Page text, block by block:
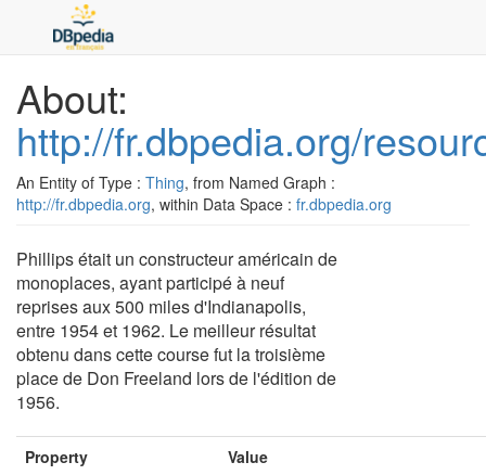
About:
http://fr.dbpedia.org/
An Entity of Type : Thing, from Named Graph :
http://fr.dbpedia.org, within Data Space : fr.dbpedia.org
Phillips était un constructeur américain de
monoplaces, ayant participé à neuf
reprises aux 500 miles d'Indianapolis,
entre 1954 et 1962. Le meilleur résultat
obtenu dans cette course fut la troisième
place de Don Freeland lors de l'édition de
1956.
Property Value